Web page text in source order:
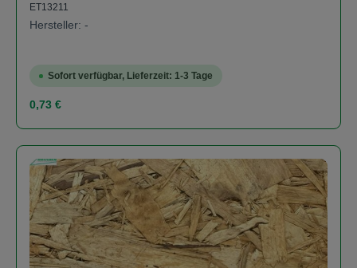
ET13211
Hersteller: -
Sofort verfügbar, Lieferzeit: 1-3 Tage
Regulärer Preis:
0,73 €